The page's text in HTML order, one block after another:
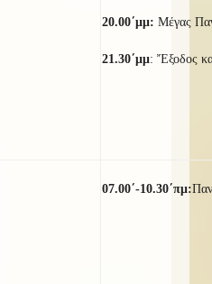
20.00΄μμ: Μέγας
21.30΄μμ: Ἔξοδος
07.00΄-10.30΄πμ: